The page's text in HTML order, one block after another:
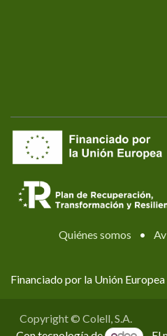
Quiénes somos •
Financiado por la Unión
Copyright © Colell, S.A.